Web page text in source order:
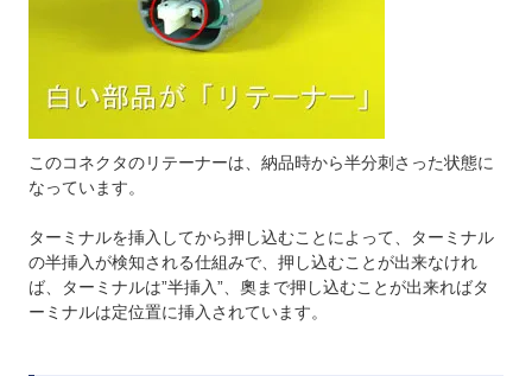
このコネクタのリテーナーは、納品時から半分刺さった状態に
なっています。
ターミナルを挿入してから押し込むことによって、ターミナル
の半挿入が検知される仕組みで、押し込むことが出来なけれ
ば、ターミナルは”半挿入”、奧まで押し込むことが出来ればタ
ーミナルは定位置に挿入されています。